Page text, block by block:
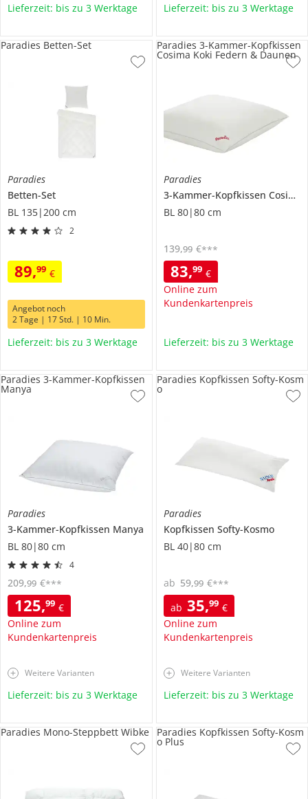
Lieferzeit: bis zu 3 Werktage Lieferzeit: bis zu 3 Werktage
Paradies
Betten-Set
BL 135|200 cm
2
89,99 €
Paradies Betten-Set
Angebot noch
2 Tage | 17 Std. | 10 Min.
Lieferzeit: bis zu 3 Werktage
Paradies
3-Kammer-Kopfkissen Cosima
BL 80|80 cm
83,99 €
Online zum
Kundenkartenpreis
139,99 €***
Paradies 3-Kammer-Kopfkissen
Cosima Koki Federn & Daunen
Lieferzeit: bis zu 3 Werktage
Paradies
3-Kammer-Kopfkissen Manya
BL 80|80 cm
4
125,99 €
Online zum
Kundenkartenpreis
209,99 €***
Paradies 3-Kammer-Kopfkissen
Manya
Weitere Varianten
Lieferzeit: bis zu 3 Werktage
Paradies
Kopfkissen Softy-Kosmo
BL 40|80 cm
ab 35,99 €
Online zum
Kundenkartenpreis
ab 59,99 €***
Paradies Kopfkissen Softy-Kosm
o
Weitere Varianten
Lieferzeit: bis zu 3 Werktage
Paradies Mono-Steppbett Wibke Paradies Kopfkissen Softy-Kosm
o Plus